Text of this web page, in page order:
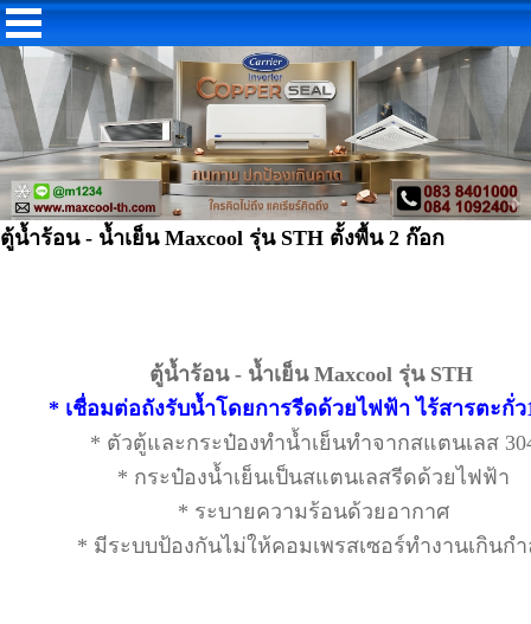
ตู้น้ำร้อน - น้ำเย็น Maxcool รุ่น STH ตั้งพื้น 2 ก๊อก
ตู้น้ำร้อน - น้ำเย็น Maxcool รุ่น STH
* เชื่อมต่อถังรับน้ำโดยการรีดด้วยไฟฟ้า ไร้สารตะกั่ว
* ตัวตู้และกระป๋องทำน้ำเย็นทำจากสแตนเลส
* กระป๋องน้ำเย็นเป็นสแตนเลสรีดด้วยไฟฟ้า
* ระบายความร้อนด้วยอากาศ
* มีระบบป้องกันไม่ให้คอมเพรสเซอร์ทำงานเกินกำ